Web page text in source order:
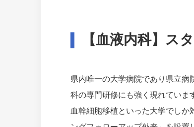
【血液内科】ス
県内唯一の大学病院であり県立
科の専門研修にも強く現れていま
血幹細胞移植といった大学でし